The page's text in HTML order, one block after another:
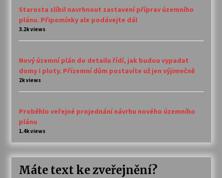
Starosta slíbil navrhnout zastavení příprav územního
plánu. Připomínky ale podávejte dál
3.2k views
Nový územní plán do detailu řídí, jak budou vypadat
domy i ploty. Přízemní dům postavíte už jen výjimečně
2k views
Proběhlo veřejné projednání návrhu nového územního
plánu
1.4k views
Máte text ke zveřejnění?